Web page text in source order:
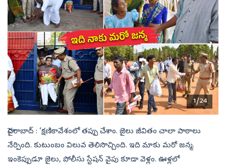
1/24
హైదరాబాద్ : ‘క్షణికావేశంలో తప్పు చేశాం. జైలు జీవితం చాలా పాఠాలు
నేర్పింది. కుటుంబం విలువ తెలిసొచ్చింది. ఇది మాకు మరో జన్మ.
ఇంకెప్పుడూ జైలు, పోలీసు స్టేషన్‌ వైపు కూడా వెళ్లం. ఊళ్లలో